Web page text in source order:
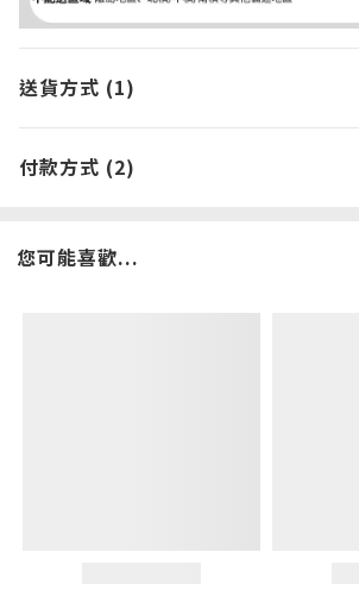
送貨方式 (1)
付款方式 (2)
您可能喜歡...